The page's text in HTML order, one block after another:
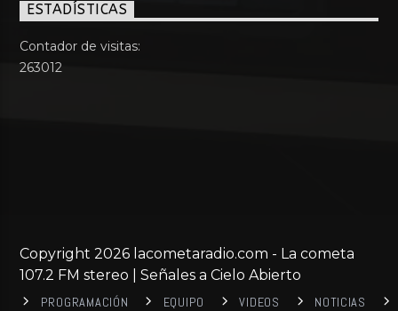
ESTADÍSTICAS
Contador de visitas:
263012
Copyright 2026 lacometaradio.com - La cometa
107.2 FM stereo | Señales a Cielo Abierto
PROGRAMACIÓN EQUIPO VIDEOS NOTICIAS